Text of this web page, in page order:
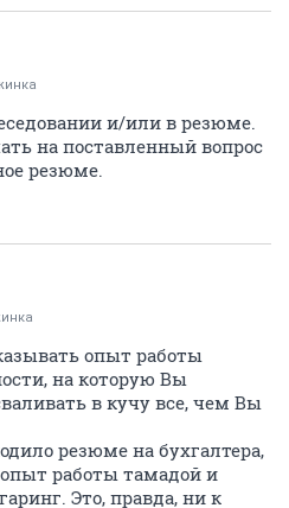
пригласили на
- приезжайте или
что не можете.
приезжали в
хотя резюме продолжали